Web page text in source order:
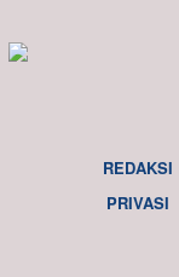
REDAKSI
PRIVASI